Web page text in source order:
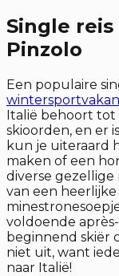
Single
Pinzolo
Een populaire
Italië behoort tot
skioorden, en er
kun je uiteraard
maken of een
diverse
van een
voldoende
beginnend skiër
niet uit, want
naar Italië!